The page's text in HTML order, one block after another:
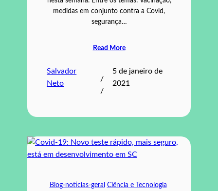
medidas em conjunto contra a Covid,
segurança…
Read More
Salvador
Neto
/
/
5 de janeiro de
2021
Blog-noticias-geral Ciência e Tecnologia